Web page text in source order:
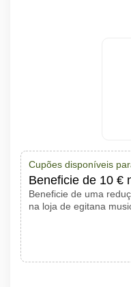
Cupões disponíveis
Beneficie de 10 €
Beneficie de uma
na loja de egitana